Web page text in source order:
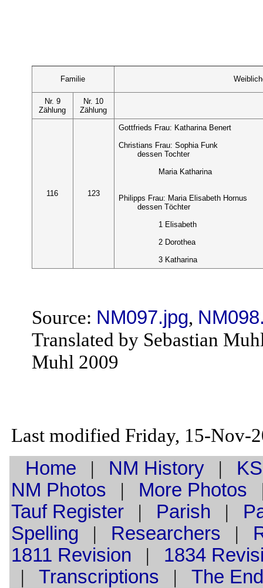
Familie
Nr. 9
Zählung
Nr. 10
Zählung
116 123
Gottfrieds Frau: Katharina Benert
Christians Frau: Sophia Funk
dessen Tochter
Maria Katharina
Philipps Frau: Maria Elisabeth Hornus
dessen Töchter
1 Elisabeth
2 Dorothea
3 Katharina
Source: NM097.jpg,
Translated by Sebastian
Muhl 2009
Last modified Friday, 15-Nov-
Home | NM History|
NM Photos | More Photos
TaufRegister| Parish |
Spelling | Researchers |
1811 Revision | 1834
| Transcriptions | The End